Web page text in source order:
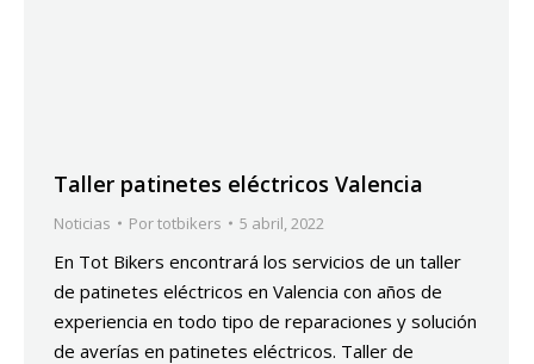
Taller patinetes eléctricos Valencia
Noticias Portotbikers 5 abril, 2022
En Tot Bikers encontrará los servicios de un taller
de patinetes eléctricos en Valencia con años de
experiencia en todo tipo de reparaciones y solución
de averías en patinetes eléctricos. Taller de